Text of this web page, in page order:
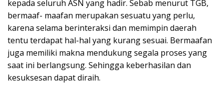
kepada seluruh ASN yang hadir. Sebab menurut TGB,
bermaaf- maafan merupakan sesuatu yang perlu,
karena selama berinteraksi dan memimpin daerah
tentu terdapat hal-hal yang kurang sesuai. Bermaafan
juga memiliki makna mendukung segala proses yang
saat ini berlangsung. Sehingga keberhasilan dan
kesuksesan dapat diraih.